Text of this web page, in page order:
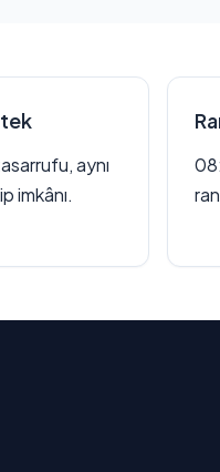
aynı
imkânı.